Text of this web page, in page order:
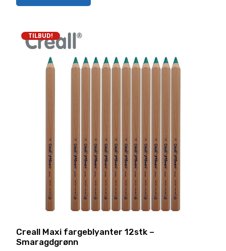
TILBUD!
Creall Maxi fargeblyanter 12stk –
Smaragdgrønn